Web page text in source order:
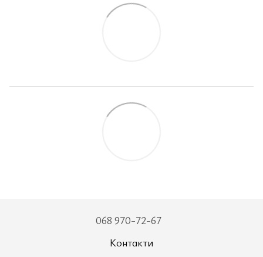
068 970-72-67
Контакти